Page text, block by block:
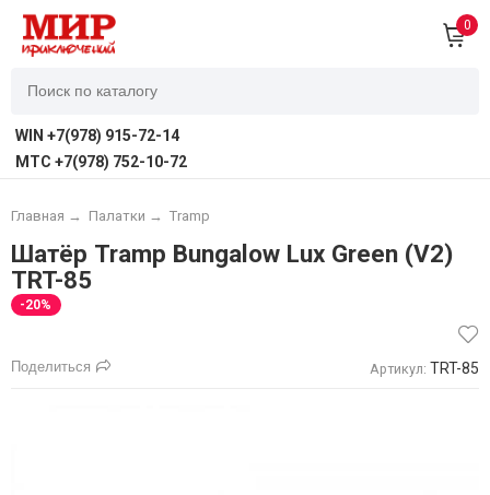
0
WIN +7(978) 915-72-14
MTC +7(978) 752-10-72
Главная → Палатки → Tramp
Шатёр Tramp Bungalow Lux Green (V2)
TRT-85
-20%
Поделиться Артикул: TRT-85